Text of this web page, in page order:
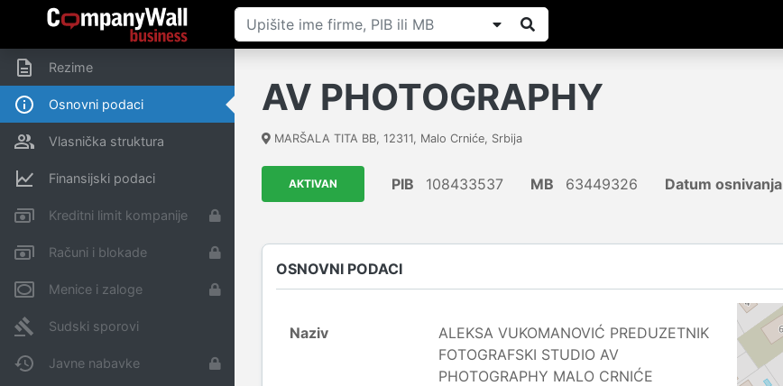
Rezime
Osnovni podaci
Vlasnička struktura
Finansijski podaci
Kreditni limit kompanije
Računi i blokade
Menice i zaloge
Sudski sporovi
Javne nabavke
AV PHOTOGRAPHY
MARŠALA TITA BB, 12311, Malo Crniće, Srbija
AKTIVAN PIB 108433537 MB 63449326 Datum osnivanja
OSNOVNI PODACI
Naziv
ALEKSA VUKOMANOVIĆ PREDUZETNIK
FOTOGRAFSKI STUDIO AV
PHOTOGRAPHY MALO CRNIĆE